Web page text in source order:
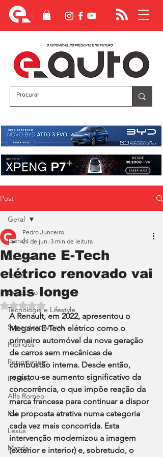
Post
Geral
Ao Volante
Teste
Desporto
Tecnologia e Lifestyle
Superdesportivos
Híbridos
Reportagem
Insólito
Alfa Romeo
Kia
Lexus
Mazda
Geral
Megane E-Tech
elétrico renovado vai
mais longe
Pedro Junceiro
24 de jun. 3 min de leitura
Avaliado com NaN de 5 estrelas.
A Renault, em 2022, apresentou o
Megane E-Tech elétrico como o
primeiro automóvel da nova geração
de carros sem mecânicas de
combustão interna. Desde então,
registou-se aumento significativo da
concorrência, o que impõe reação da
marca francesa para continuar a dispor
de proposta atrativa numa categoria
cada vez mais concorrida. Esta
intervenção modernizou a imagem
(exterior e interior) e, sobretudo, o